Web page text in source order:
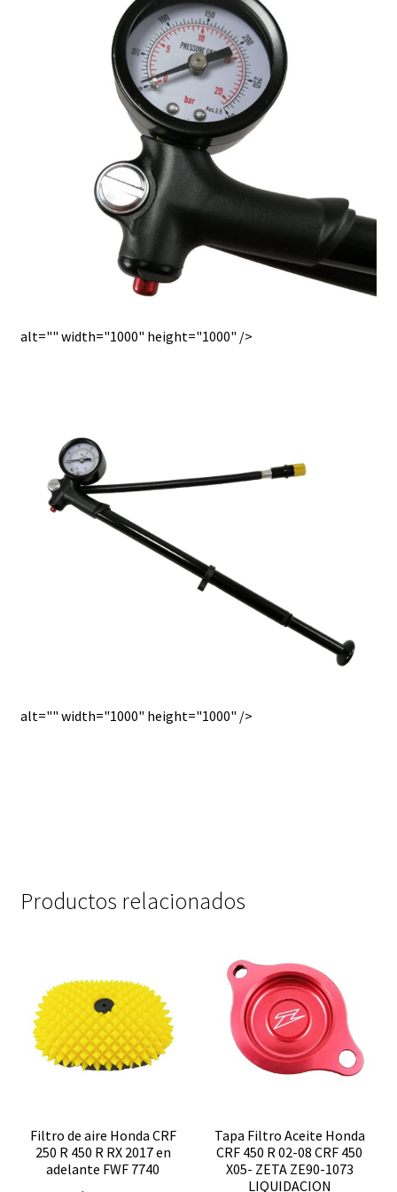
alt="" width="1000" height="1000" />
alt="" width="1000" height="1000" />
Productos relacionados
Filtro de aire Honda CRF
250 R 450 R RX 2017 en
adelante FWF 7740
Tapa Filtro Aceite Honda
CRF 450 R 02-08 CRF 450
X05- ZETA ZE90-1073
LIQUIDACION